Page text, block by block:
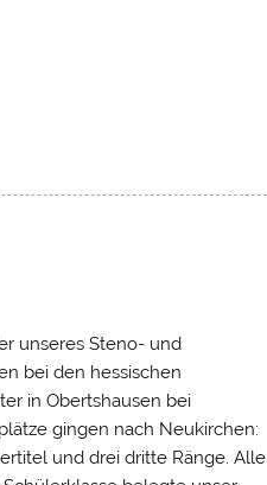
unseres Steno- und
bei den hessischen
in Obertshausen bei
gingen nach Neukirchen:
und drei dritte Ränge. Alle